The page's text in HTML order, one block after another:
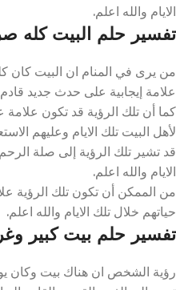
الايام والله اعلم.
تفسير حلم البيت كله
من يرى في المنام ان البيت كان
علامة إيجابية على حدث جديد قادم
كما أن تلك الرؤية قد تكون
لأهل البيت تلك الايام وعليهم
قد تشير تلك الرؤية إلى صلة
الايام والله اعلم.
من الممكن أن تكون تلك الرؤية
حياتهم خلال تلك الايام والله اعلم.
تفسير حلم بيت كبير
رؤية الشخص ان هناك بيت وكان